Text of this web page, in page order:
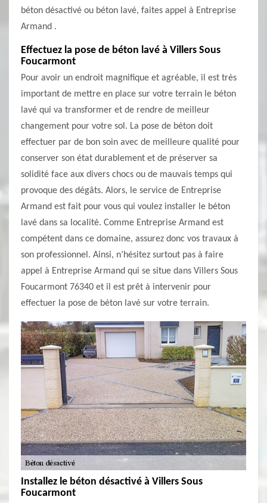
béton désactivé ou béton lavé, faites appel à Entreprise
Armand .
Effectuez la pose de béton lavé à Villers Sous
Foucarmont
Pour avoir un endroit magnifique et agréable, il est très
important de mettre en place sur votre terrain le béton
lavé qui va transformer et de rendre de meilleur
changement pour votre sol. La pose de béton doit
effectuer par de bon soin avec de meilleure qualité pour
conserver son état durablement et de préserver sa
solidité face aux divers chocs ou de mauvais temps qui
provoque des dégâts. Alors, le service de Entreprise
Armand est fait pour vous qui voulez installer le béton
lavé dans sa localité. Comme Entreprise Armand est
compétent dans ce domaine, assurez donc vos travaux à
son professionnel. Ainsi, n’hésitez surtout pas à faire
appel à Entreprise Armand qui se situe dans Villers Sous
Foucarmont 76340 et il est prêt à intervenir pour
effectuer la pose de béton lavé sur votre terrain.
Installez le béton désactivé à Villers Sous
Foucarmont